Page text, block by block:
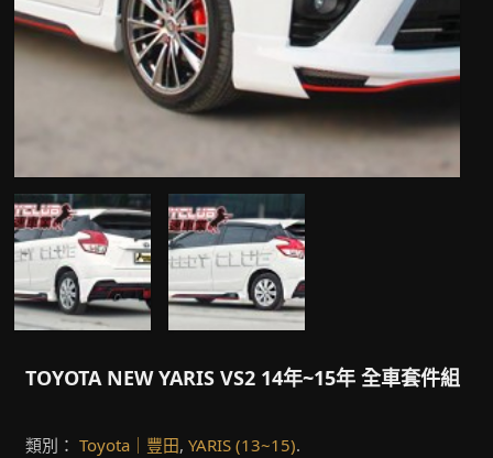
TOYOTA NEW YARIS VS2 14年~15年 全車套件組
類別： Toyota｜豐田, YARIS (13~15).